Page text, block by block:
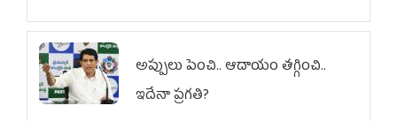
అప్పులు పెంచి.. ఆదాయం తగ్గించి..
ఇదేనా ప్రగతి?